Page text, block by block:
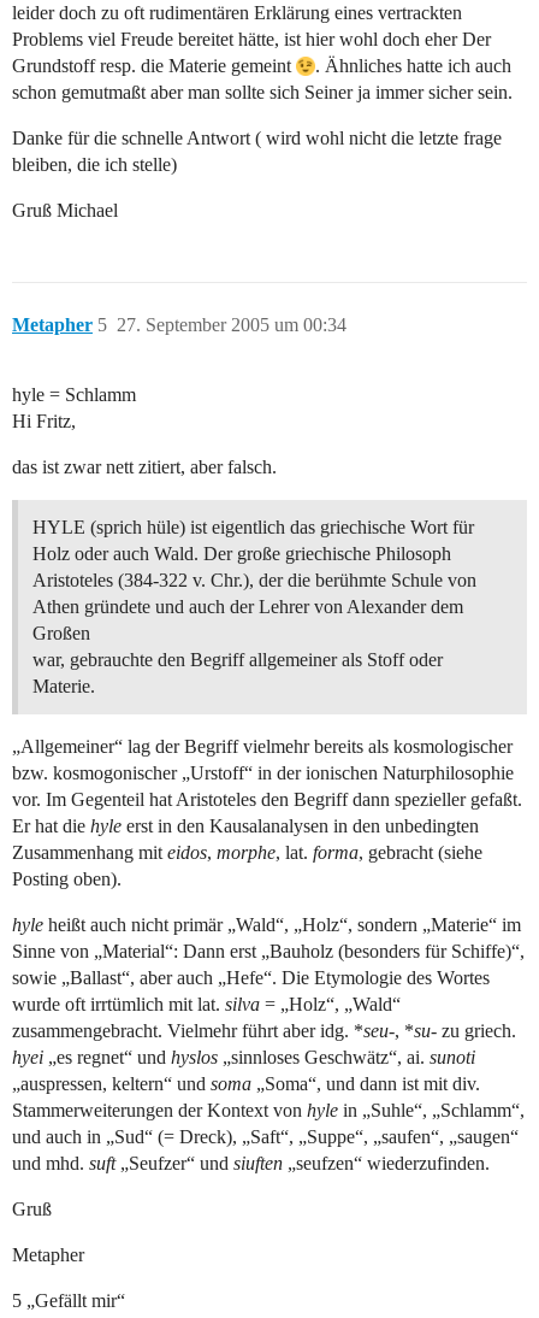
leider doch zu oft rudimentären Erklärung eines vertrackten
Problems viel Freude bereitet hätte, ist hier wohl doch eher Der
Grundstoff resp. die Materie gemeint
. Ähnliches hatte ich auch
schon gemutmaßt aber man sollte sich Seiner ja immer sicher sein.
Danke für die schnelle Antwort ( wird wohl nicht die letzte frage
bleiben, die ich stelle)
Gruß Michael
Metapher 27. September 2005 um 00:34
5
hyle = Schlamm
Hi Fritz,
das ist zwar nett zitiert, aber falsch.
HYLE (sprich hüle) ist eigentlich das griechische Wort für
Holz oder auch Wald. Der große griechische Philosoph
Aristoteles (384-322 v. Chr.), der die berühmte Schule von
Athen gründete und auch der Lehrer von Alexander dem
Großen
war, gebrauchte den Begriff allgemeiner als Stoff oder
Materie.
„Allgemeiner“ lag der Begriff vielmehr bereits als kosmologischer
bzw. kosmogonischer „Urstoff“ in der ionischen Naturphilosophie
vor. Im Gegenteil hat Aristoteles den Begriff dann spezieller gefaßt.
Er hat die hyle erst in den Kausalanalysen in den unbedingten
Zusammenhang mit eidos, morphe, lat. forma, gebracht (siehe
Posting oben).
hyle heißt auch nicht primär „Wald“, „Holz“, sondern „Materie“ im
Sinne von „Material“: Dann erst „Bauholz (besonders für Schiffe)“,
sowie „Ballast“, aber auch „Hefe“. Die Etymologie des Wortes
wurde oft irrtümlich mit lat. silva = „Holz“, „Wald“
zusammengebracht. Vielmehr führt aber idg. *seu-, *su- zu griech.
hyei „es regnet“ und hyslos „sinnloses Geschwätz“, ai. sunoti
„auspressen, keltern“ und soma „Soma“, und dann ist mit div.
Stammerweiterungen der Kontext von hyle in „Suhle“, „Schlamm“,
und auch in „Sud“ (= Dreck), „Saft“, „Suppe“, „saufen“, „saugen“
und mhd. suft„Seufzer“ und siuften „seufzen“ wiederzufinden.
Gruß
Metapher
5 „Gefällt mir“